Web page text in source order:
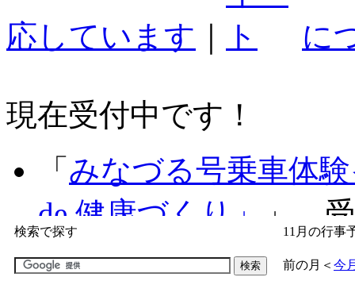
応しています に
現在受付中です！
「 みなづる号乗車体
de 健康づくり」
」 受
「子育て交流広場「
検索で探す 11月の行事
前の月 ＜ 今